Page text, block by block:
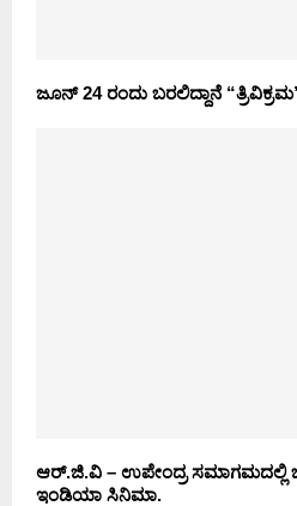
ಜೂನ್ 24 ರಂದು ಬರಲಿದ್ದಾನೆ
ಆರ್.ಜಿ.ವಿ – ಉಪೇಂದ್ರ ಸಮಾಗಮದಲ್ಲಿ
ಇಂಡಿಯಾ ಸಿನಿಮಾ.